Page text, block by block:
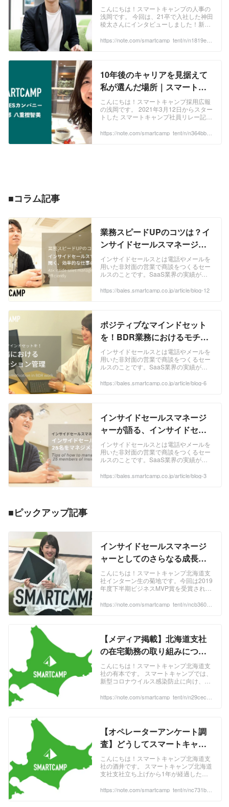
インドとは｜スマートキャン
プ公式note『.▲.tent.』｜note
こんにちは！スマートキャンプの人事の
浅岡です。 今回は、21卒で入社した神田
稜太さんにインタビューしました！新卒
務内容や1年目との変化、キャリアアッ
境を探している」「新卒でベンチャーに
入社したい」方はぜひご覧ください！ ...
https://note.com/smartcamp_tent/n/n1819e1c
10年後のキャリアを見据えて
私が選んだ場所｜スマートキ
ャンプ社員リレー企画Vol.95
BALESカンパニーBPO事業本
部 八重樫智美｜スマートキャ
ンプ公式note『.▲.tent.』｜
こんにちは！スマートキャンプ採用広報
の浅岡です。 2021年3月12日からスター
トした スマートキャンプ社員リレー記事
事業本部の八重樫さんが執筆してくれま
https://note.com/smartcamp_tent/n/n364bbb7
■コラム記事
業務スピードUPのコツは？イ
ンサイドセールスマネージャ
ーに聞く、効率的な仕事の進
め方 ｜BALES（ベイルズ）
インサイドセールスとは電話やメールを
用いた非対面の営業で商談をつくるセー
ルスのことです。SaaS業界の実績が多
(BALES)では、リードナーチャリングか
https://bales.smartcamp.co.jp/article/blog-12
ポジティブなマインドセット
を！BDR業務におけるモチベ
ーション管理 ｜BALES（ベイ
ルズ）
インサイドセールスとは電話やメールを
用いた非対面の営業で商談をつくるセー
ルスのことです。SaaS業界の実績が多
(BALES)では、リードナーチャリングか
https://bales.smartcamp.co.jp/article/blog-6
インサイドセールスマネージ
ャーが語る、インサイドセー
ルスメンバー25名をマネジメ
ントするコツ ｜BALES（ベイ
ルズ）
インサイドセールスとは電話やメールを
用いた非対面の営業で商談をつくるセー
ルスのことです。SaaS業界の実績が多
(BALES)では、リードナーチャリングか
https://bales.smartcamp.co.jp/article/blog-3
■ピックアップ記事
インサイドセールスマネージ
ャーとしてのさらなる成長を
生んだ「Collaboration」とは
｜スマートキャンプ公式
note『.▲.tent.』｜note
こんにちは！スマートキャンプ北海道支
社インターン生の菊地です。今回は2019
年度下半期ビジネスMVP賞を受賞された
さとみ（2018年10月中途入社）BALES
https://note.com/smartcamp_tent/n/ncb360f8f
【メディア掲載】北海道支社
の在宅勤務の取り組みについ
て、NHKに取材していただき
ました＃BALES＃働き方｜ス
マートキャンプ公式
note『.▲.tent.』｜note
こんにちは！スマートキャンプ北海道支
社の有本です。 スマートキャンプでは、
新型コロナウイルス感染防止に向け、
継続しています。 この取り組みについ
取材していただきました。 ...
https://note.com/smartcamp_tent/n/n29cec59
【オペレーターアンケート調
査】どうしてスマートキャン
プを選んだの？コールセンタ
ー選びの本音を大公開！ #北海
道 #コールセンター #札幌 #シ
フト｜スマートキャンプ公式
こんにちは！スマートキャンプ北海道支
社の酒井です。 スマートキャンプ北海道
支社支社立ち上げから1年が経過したこ
ーを対象にアンケートを実施 しました。
https://note.com/smartcamp_tent/n/nc731b13